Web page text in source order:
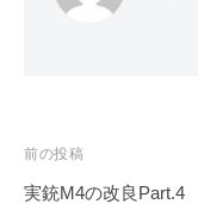
投
稿
前の投稿
実銃M4の改良Part.4